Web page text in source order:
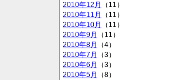
2010年12月
（11）
2010年11月
（11）
2010年10月
（11）
2010年9月
（11）
2010年8月
（4）
2010年7月
（3）
2010年6月
（3）
2010年5月
（8）